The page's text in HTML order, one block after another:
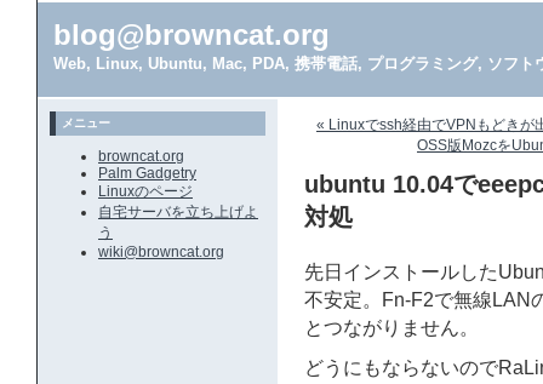
blog@browncat.org
Web, Linux, Ubuntu, Mac, PDA, 携帯電話, プログラミング, ソフト
« Linuxでssh経由でVPNもどきが
OSS版Mozcを
ubuntu 10.04で
対処
先日インストールした
不安定。Fn-F2で無線LAN
とつながりません。
どうにもならないので
メニュー
browncat.org
Palm Gadgetry
Linuxのページ
自宅サーバを立ち上げよ
う
wiki@browncat.org